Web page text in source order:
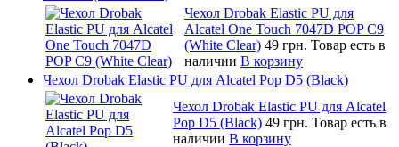
Чехол Drobak Elastic PU для
Alcatel One Touch 7047D POP C9
(White Clear) 49 грн. Товар есть в
наличии В корзину
Чехол Drobak Elastic PU для Alcatel Pop D5 (Black)
Чехол Drobak Elastic PU для Alcatel
Pop D5 (Black) 49 грн. Товар есть в
наличии В корзину